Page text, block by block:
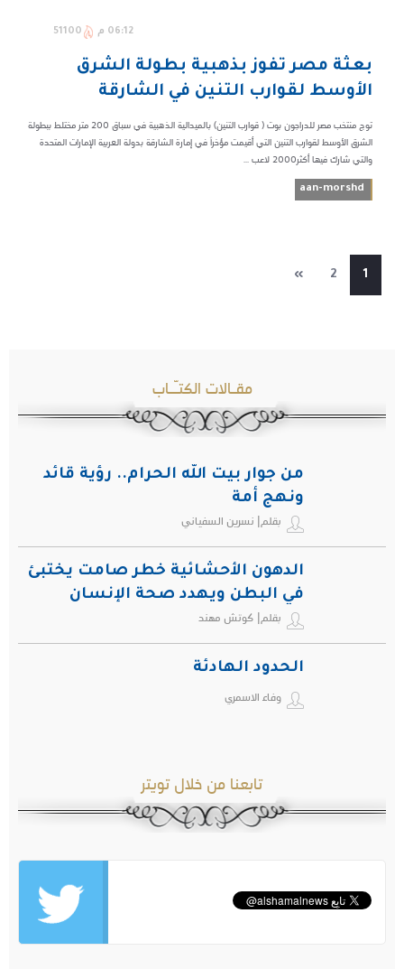
06:12 م 51100
بعثة مصر تفوز بذهبية بطولة الشرق
الأوسط لقوارب التنين في الشارقة
توج منتخب مصر للدراجون بوت ( قوارب التنين) بالميدالية الذهبية في سباق 200 متر مختلط ببطولة
الشرق الأوسط لقوارب التنين التي أقيمت مؤخراً في إمارة الشارقة بدولة العربية الإمارات المتحدة
والتي شارك فيها أكثر2000 لاعب ...
aan-morshd
1
2
»
مقـالات الكتـّـاب
من جوار بيت الله الحرام.. رؤية قائد
ونهج أمة
بقلم| نسرين السفياني
الدهون الأحشائية خطر صامت يختبئ
في البطن ويهدد صحة الإنسان
بقلم| كوتش مهند
الحدود الهادئة
وفاء الاسمري
تابعنا من خلال تويتر